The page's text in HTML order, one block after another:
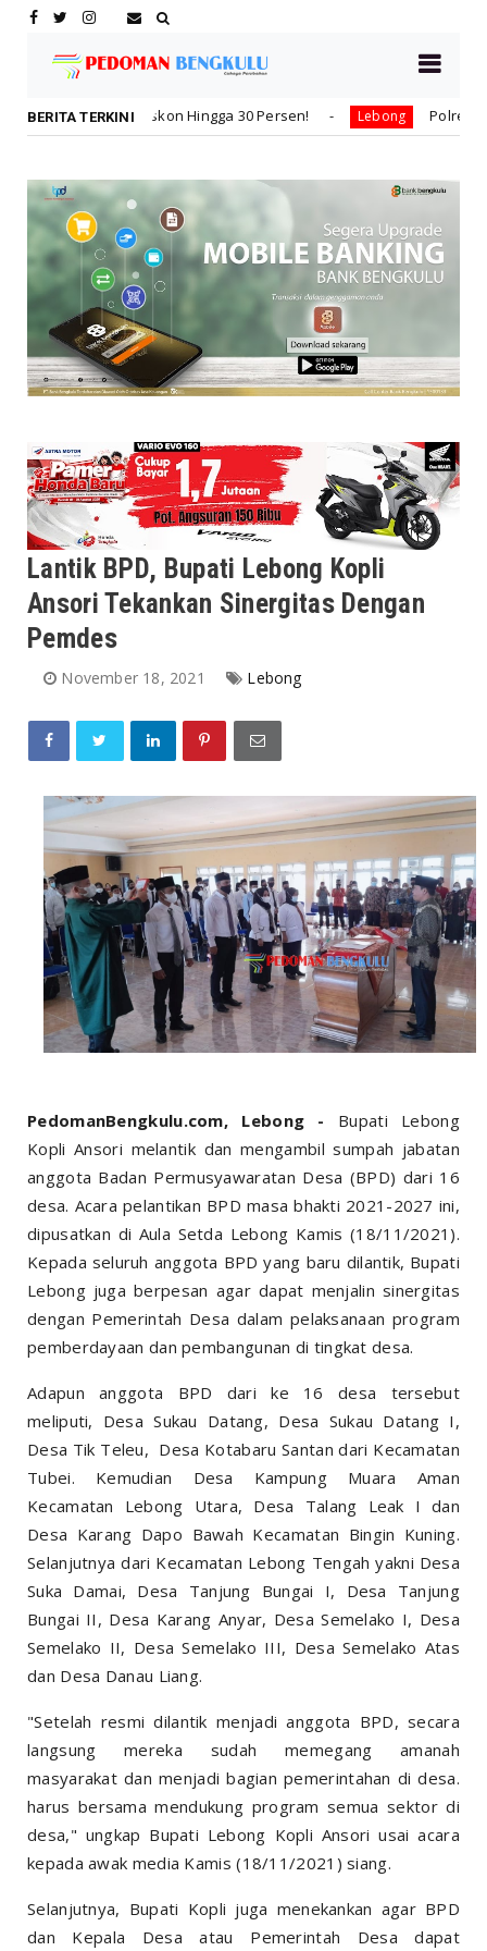
BERITA TERKINI
Hingga 30 Persen! Lebong Polres Lebong dan PC
Lantik BPD, Bupati Lebong Kopli
Ansori Tekankan Sinergitas Dengan
Pemdes
November 18, 2021 Lebong
PedomanBengkulu.com, Lebong - Bupati Lebong
Kopli Ansori melantik dan mengambil sumpah jabatan
anggota Badan Permusyawaratan Desa (BPD) dari 16
desa. Acara pelantikan BPD masa bhakti 2021-2027 ini,
dipusatkan di Aula Setda Lebong Kamis (18/11/2021).
Kepada seluruh anggota BPD yang baru dilantik, Bupati
Lebong juga berpesan agar dapat menjalin sinergitas
dengan Pemerintah Desa dalam pelaksanaan program
pemberdayaan dan pembangunan di tingkat desa.
Adapun anggota BPD dari ke 16 desa tersebut
meliputi, Desa Sukau Datang, Desa Sukau Datang I,
Desa Tik Teleu, Desa Kotabaru Santan dari Kecamatan
Tubei. Kemudian Desa Kampung Muara Aman
Kecamatan Lebong Utara, Desa Talang Leak I dan
Desa Karang Dapo Bawah Kecamatan Bingin Kuning.
Selanjutnya dari Kecamatan Lebong Tengah yakni Desa
Suka Damai, Desa Tanjung Bungai I, Desa Tanjung
Bungai II, Desa Karang Anyar, Desa Semelako I, Desa
Semelako II, Desa Semelako III, Desa Semelako Atas
dan Desa Danau Liang.
"Setelah resmi dilantik menjadi anggota BPD, secara
langsung mereka sudah memegang amanah
masyarakat dan menjadi bagian pemerintahan di desa.
harus bersama mendukung program semua sektor di
desa," ungkap Bupati Lebong Kopli Ansori usai acara
kepada awak media Kamis (18/11/2021) siang.
Selanjutnya, Bupati Kopli juga menekankan agar BPD
dan Kepala Desa atau Pemerintah Desa dapat